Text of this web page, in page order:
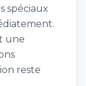
spéciaux
une
reste